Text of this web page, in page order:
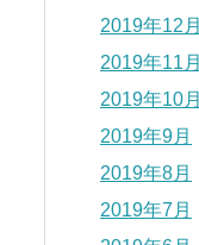
2019年12月
2019年11月
2019年10月
2019年9月
2019年8月
2019年7月